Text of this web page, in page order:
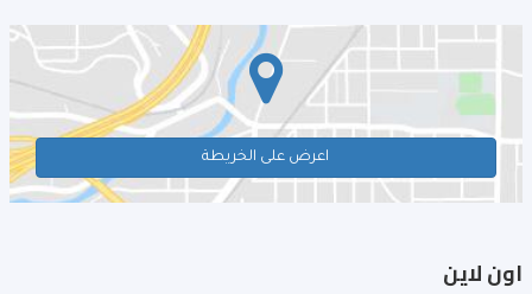
اعرض على الخريطة
اون لاين